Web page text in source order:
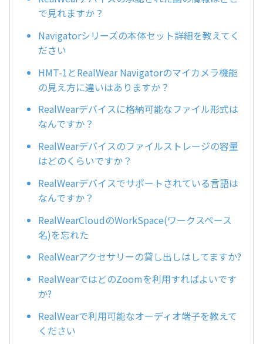
で見れますか？
Navigatorシリーズの本体セット詳細を教えてく
ださい
HMT-1とRealWear Navigatorのマイカメラ機能
の見え方に違いはありますか？
RealWearデバイスに格納可能なファイル形式は
なんですか？
RealWearデバイスのファイルストレージの容量
はどのくらいですか？
RealWearデバイスでサポートされている言語は
なんですか？
RealWearCloudのWorkSpace(ワークスペース
名)を忘れた
RealWearアクセサリーの貸し出しはしてますか?
RealWearではどのZoomを利用すればよいです
か?
RealWearで利用可能なオーディオ端子を教えて
ください